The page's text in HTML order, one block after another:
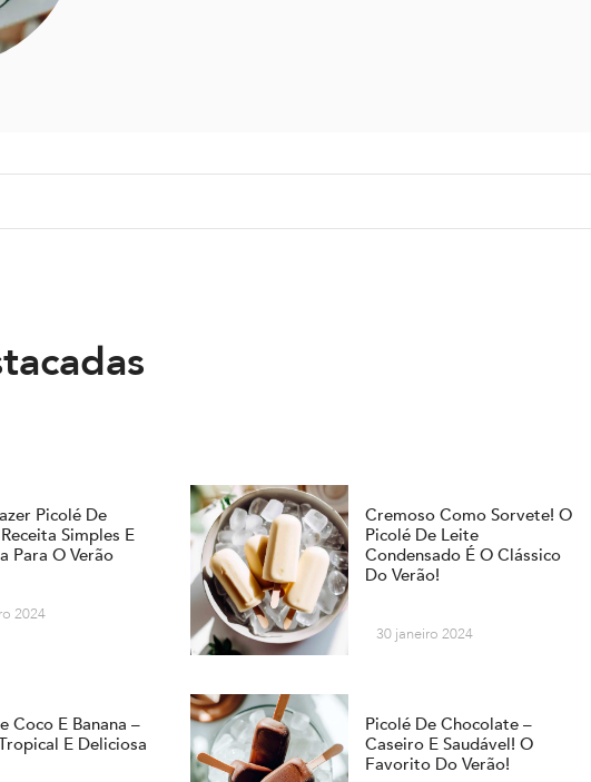
Picolé De
Simples E
Para O Verão
2024
Cremoso Como Sorvete! O
Picolé De Leite
Condensado É O Clássico
Do Verão!
30 janeiro 2024
Coco E Banana –
E Deliciosa
Picolé De Chocolate –
Caseiro E Saudável! O
Favorito Do Verão!